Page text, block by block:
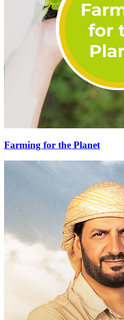
Farming for the Planet